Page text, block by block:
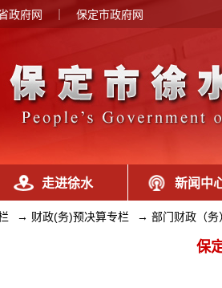
政府网 保定市政府网
走进徐水 新闻中
→ 财政(务)预决算专栏 → 部门财政（务
保